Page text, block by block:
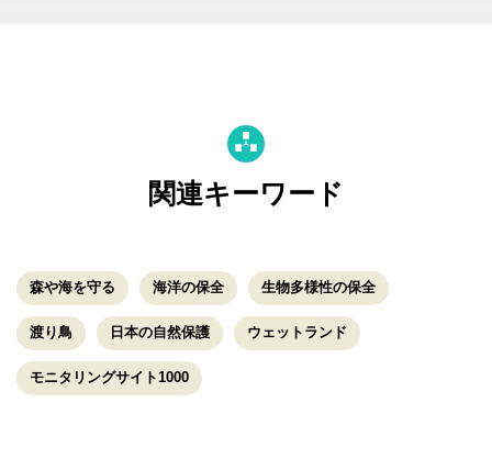
関連キーワード
森や海を守る 海洋の保全 生物多様性の保全
渡り鳥 日本の自然保護 ウェットランド
モニタリングサイト1000